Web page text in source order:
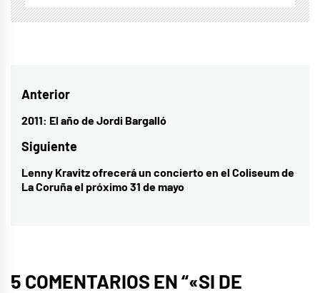
Navegación
de
entradas
Anterior
Entrada
anterior:
2011: El año de Jordi Bargalló
Siguiente
Entrada
siguiente:
Lenny Kravitz ofrecerá un concierto en el Coliseum de
La Coruña el próximo 31 de mayo
5 COMENTARIOS EN “«SI DE